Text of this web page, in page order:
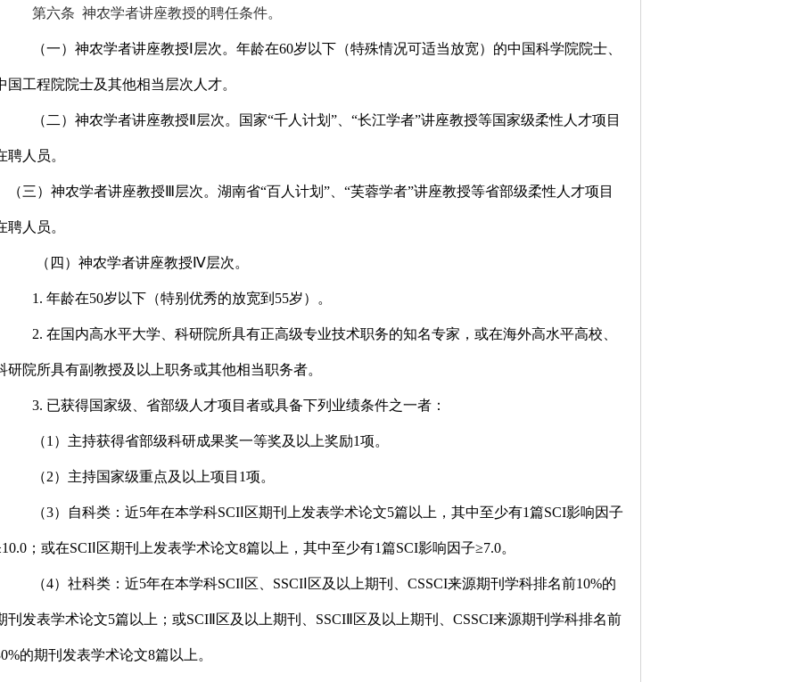
第六条 神农学者讲座教授的聘任条件。
（一）神农学者讲座教授Ⅰ层次。年龄在60岁以下 （特殊情况可适当放宽） 的中国科学院院士、
国工程院院士及其他相当层次人才。
（二）神农学者讲座教授Ⅱ层次。国家“千人计划”、“长江学者”讲座教授等国家级柔性人才项目
聘人员。
（三）神农学者讲座教授Ⅲ层次。湖南省“百人计划”、“芙蓉学者”讲座教授等省部级柔性人才项目
聘人员。
（四）神农学者讲座教授Ⅳ层次。
1. 年龄在50岁以下（特别优秀的放宽到 55岁）。
2. 在国内高水平大学、科研院所具有正高级专业技术职务的知名专家，或在海外高水平高校、
研院所具有副教授及以上职务或其他相当职务者。
3. 已获得国家级、省部级人才项目者或具备下列业绩条件之一者：
（1 ）主持获得省部级科研成果奖一等奖及以上奖励1项。
（2）主持国家级重点及以上项目 1项。
（3）自科类：近5年在本学科SCIⅠ区期刊上发表学术论文5篇以上，其中至少有1篇SCI影响因子
10.0 ；或在SCI Ⅰ区期刊上发表学术论文8篇以上，其中至少有1篇SCI影响因子≥7.0。
（4）社科类：近5年在本学科SCIⅠ区、 SSCIⅠ区及以上期刊、 CSSCI来源期刊学科排名前10%的
刊发表学术论文5篇以上；或SCI Ⅱ区及以上期刊、 SSCI Ⅱ区及以上期刊、 CSSCI来源期刊学科排名前
的期刊发表学术论文8篇以上。